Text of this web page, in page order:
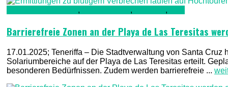
, , ,
Barrierefreie Zonen an der Playa de Las Teresitas
17.01.2025; Teneriffa – Die Stadtverwaltung von Santa
Solariumbereiche auf der Playa de Las Teresitas erteilt.
besonderen Bedürfnissen. Zudem werden barrierefreie ...